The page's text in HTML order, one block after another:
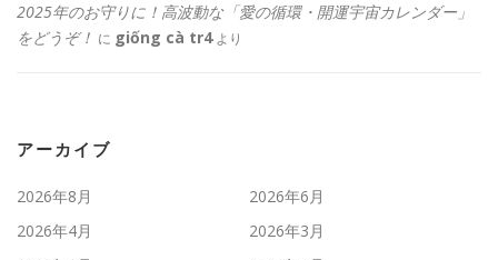
2025年のお守りに！高波動な「愛の循環・開運宇宙カレンダー」
をどうぞ！ に giống cà tr4より
アーカイブ
2026年8月
2026年6月
2026年4月
2026年3月